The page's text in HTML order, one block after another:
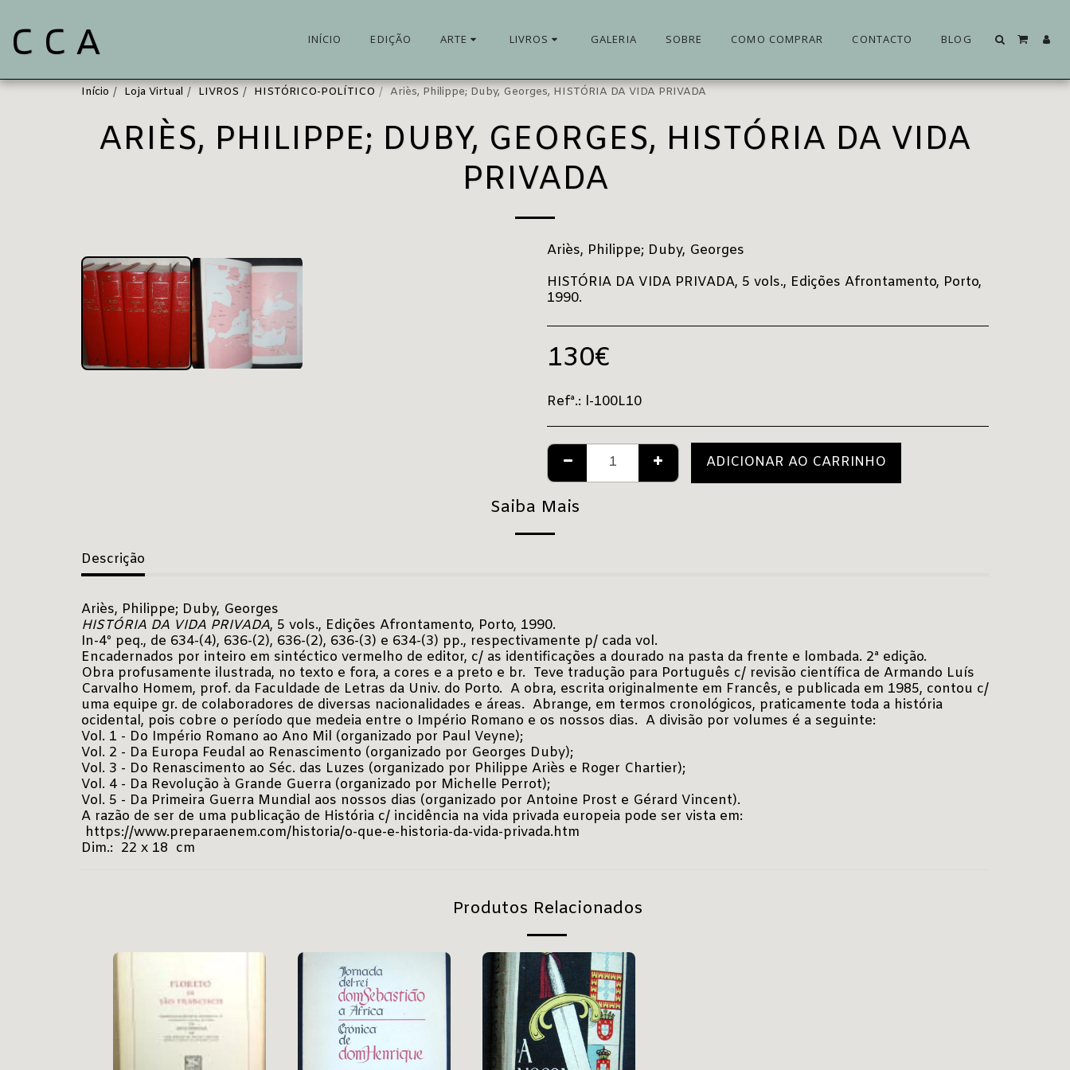
C C A INÍCIO EDIÇÃO ARTE LIVROS GALERIA SOBRE COMO COMPRAR CONTACTO BLOG
Início Loja Virtual LIVROS HISTÓRICO-POLÍTICO Ariès, Philippe; Duby, Georges, HISTÓRIA DA VIDA PRIVADA
ARIÈS, PHILIPPE; DUBY, GEORGES, HISTÓRIA DA VIDA
PRIVADA
Ariès, Philippe; Duby, Georges
HISTÓRIA DA VIDA PRIVADA, 5 vols., Edições Afrontamento, Porto,
1990.
130€
Refª.: l-100L10
ADICIONAR AO CARRINHO
Saiba Mais
Descrição
Ariès, Philippe; Duby, Georges
HISTÓRIA DA VIDA PRIVADA, 5 vols., Edições Afrontamento, Porto, 1990.
In-4º peq., de 634-(4), 636-(2), 636-(2), 636-(3) e 634-(3) pp., respectivamente p/ cada vol.
Encadernados por inteiro em sintéctico vermelho de editor, c/ as identificações a dourado na pasta da frente e lombada. 2ª edição.
Obra profusamente ilustrada, no texto e fora, a cores e a preto e br. Teve tradução para Português c/ revisão científica de Armando Luís
Carvalho Homem, prof. da Faculdade de Letras da Univ. do Porto. A obra, escrita originalmente em Francês, e publicada em 1985, contou c/
uma equipe gr. de colaboradores de diversas nacionalidades e áreas. Abrange, em termos cronológicos, praticamente toda a história
ocidental, pois cobre o período que medeia entre o Império Romano e os nossos dias. A divisão por volumes é a seguinte:
Vol. 1 - Do Império Romano ao Ano Mil (organizado por Paul Veyne);
Vol. 2 - Da Europa Feudal ao Renascimento (organizado por Georges Duby);
Vol. 3 - Do Renascimento ao Séc. das Luzes (organizado por Philippe Ariès e Roger Chartier);
Vol. 4 - Da Revolução à Grande Guerra (organizado por Michelle Perrot);
Vol. 5 - Da Primeira Guerra Mundial aos nossos dias (organizado por Antoine Prost e Gérard Vincent).
A razão de ser de uma publicação de História c/ incidência na vida privada europeia pode ser vista em:
https://www.preparaenem.com/historia/o-que-e-historia-da-vida-privada.htm
Dim.: 22 x 18 cm
Produtos Relacionados